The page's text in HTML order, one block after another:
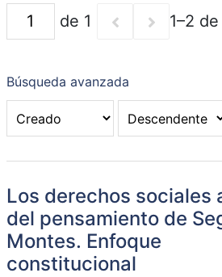
de 1 1–2
Búsqueda avanzada
Los derechos sociales
del pensamiento de
Montes. Enfoque
constitucional